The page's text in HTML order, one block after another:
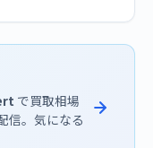
で買取相場
信。気になる